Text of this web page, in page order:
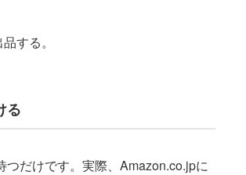
する。
る
だけです。実際、Amazon.co.jpに